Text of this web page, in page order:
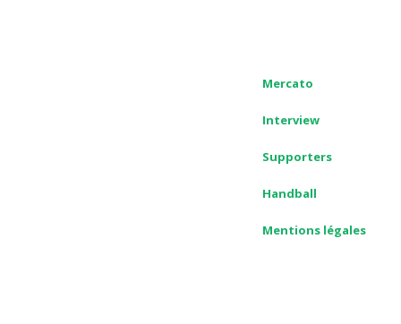
Mercato
Interview
Supporters
Handball
Mentions légales